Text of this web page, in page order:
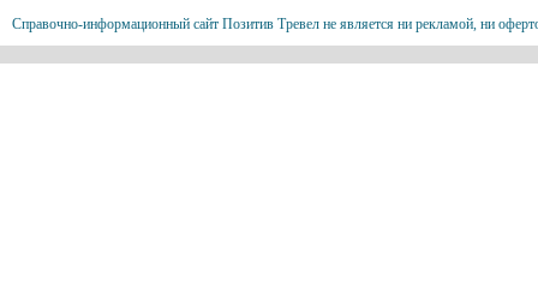
Справочно-информационный сайт Позитив Тревел не является ни рекламой, ни